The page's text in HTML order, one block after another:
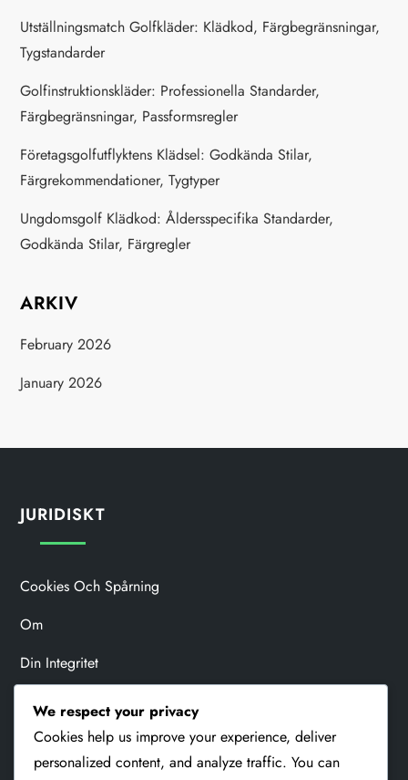
Utställningsmatch Golfkläder: Klädkod, Färgbegränsningar,
Tygstandarder
Golfinstruktionskläder: Professionella Standarder,
Färgbegränsningar, Passformsregler
Företagsgolfutflyktens Klädsel: Godkända Stilar,
Färgrekommendationer, Tygtyper
Ungdomsgolf Klädkod: Åldersspecifika Standarder,
Godkända Stilar, Färgregler
ARKIV
February 2026
January 2026
JURIDISKT
Cookies Och Spårning
Om
Din Integritet
Användaravtal
Kontakta Oss
We respect your privacy
Cookies help us improve your experience, deliver
personalized content, and analyze traffic. You can